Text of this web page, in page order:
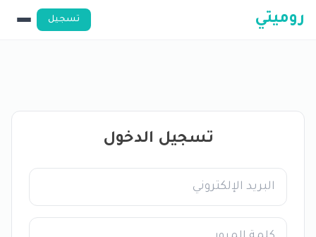
روميتي تسجيل
تسجيل الدخول